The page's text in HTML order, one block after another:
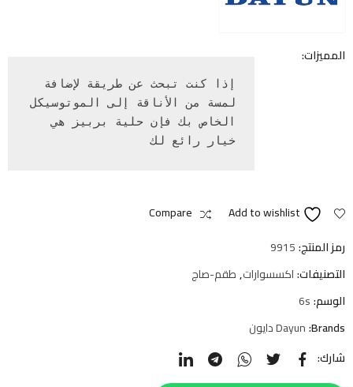
المميزات:
الخاص بك فإن حلية بربيز هي
خيار رائع لك
Add to wishlist
Compare
رمز المنتج:9915
التصنيفات:اكسسوارات,طقم-صاج
الوسم:6s
Brands: Dayun دايون
شارك: